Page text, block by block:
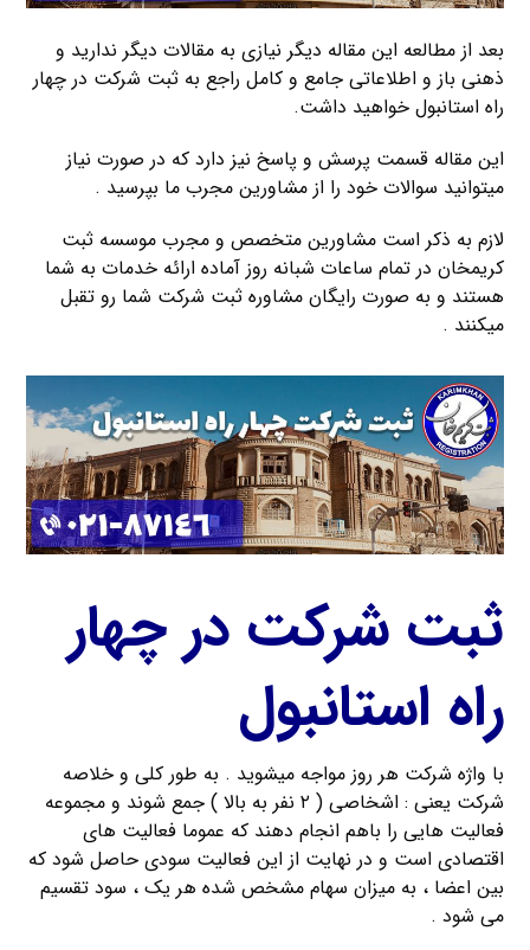
بعد از مطالعه این مقاله دیگر نیازی به مقالات دیگر ندارید و
ذهنی باز و اطلاعاتی جامع و کامل راجع به ثبت شرکت در چهار
راه استانبول خواهید داشت.
این مقاله قسمت پرسش و پاسخ نیز دارد که در صورت نیاز
میتوانید سوالات خود را از مشاورین مجرب ما بپرسید .
لازم به ذکر است مشاورین متخصص و مجرب موسسه ثبت
کریمخان در تمام ساعات شبانه روز آماده ارائه خدمات به شما
هستند و به صورت رایگان مشاوره ثبت شرکت شما رو تقبل
میکنند .
ثبت شرکت در چهار
راه استانبول
با واژه شرکت هر روز مواجه میشوید . به طور کلی و خلاصه
شرکت یعنی : اشخاصی ( ۲ نفر به بالا ) جمع شوند و مجموعه
فعالیت هایی را باهم انجام دهند که عموما فعالیت های
اقتصادی است و در نهایت از این فعالیت سودی حاصل شود که
بین اعضا ، به میزان سهام مشخص شده هر یک ، سود تقسیم
می شود .